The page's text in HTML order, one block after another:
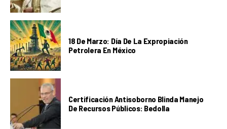
18 De Marzo: Día De La Expropiación
Petrolera En México
Certificación Antisoborno Blinda Manejo
De Recursos Públicos: Bedolla